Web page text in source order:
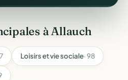
à Allauch
Loisirs et vie sociale· 98